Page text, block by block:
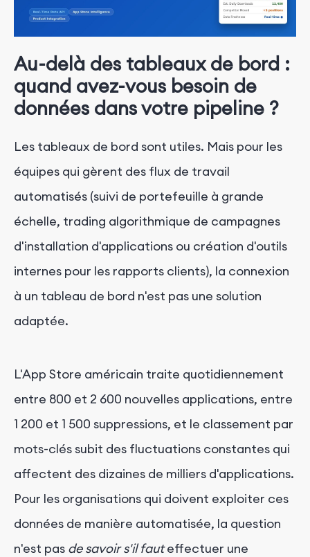
Au-delà des tableaux de bord :
quand avez-vous besoin de
données dans votre pipeline ?
Les tableaux de bord sont utiles. Mais pour les
équipes qui gèrent des flux de travail
automatisés (suivi de portefeuille à grande
échelle, trading algorithmique de campagnes
d'installation d'applications ou création d'outils
internes pour les rapports clients), la connexion
à un tableau de bord n'est pas une solution
adaptée.
L'App Store américain traite quotidiennement
entre 800 et 2 600 nouvelles applications, entre
1 200 et 1 500 suppressions, et le classement par
mots-clés subit des fluctuations constantes qui
affectent des dizaines de milliers d'applications.
Pour les organisations qui doivent exploiter ces
données de manière automatisée, la question
n'est pas de savoir s'il fauteffectuer une